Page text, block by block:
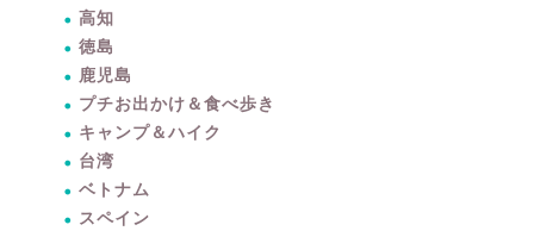
高知
徳島
鹿児島
プチお出かけ＆食べ歩き
キャンプ＆ハイク
台湾
ベトナム
スペイン